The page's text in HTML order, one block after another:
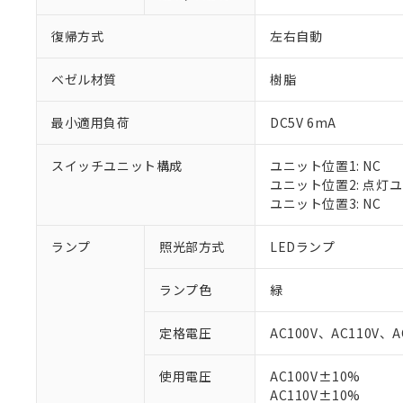
復帰方式 左右自動
ベゼル材質 樹脂
最小適用負荷 DC5V 6mA
スイッチユニット構成
ユニット位置1: NC
ユニット位置2: 点灯
ユニット位置3: NC
ランプ 照光部方式 LEDランプ
ランプ色 緑
定格電圧 AC100V、AC110V、
使用電圧
AC100V±10%
AC110V±10%
ご利用条件
※1 対応状況
対応予定なし：
調査・確認中：
非該当品：ライセ
仕入先様の事情に
※1 中国